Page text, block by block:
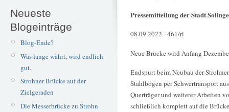
Neueste
Blogeinträge
Blog-Ende?
Was lange währt, wird endlich
gut.
Strohner Brücke auf der
Zielgeraden
Die Messerbrücke zu Strohn
Pressemitteilung der Stadt
08.09.2022 - 461/ri
Neue Brücke wird Anfang
Endspurt beim Neubau der
Stahlbögen per Schwertransport
Querträger und weiterer Arbeiten
schließlich komplett auf die